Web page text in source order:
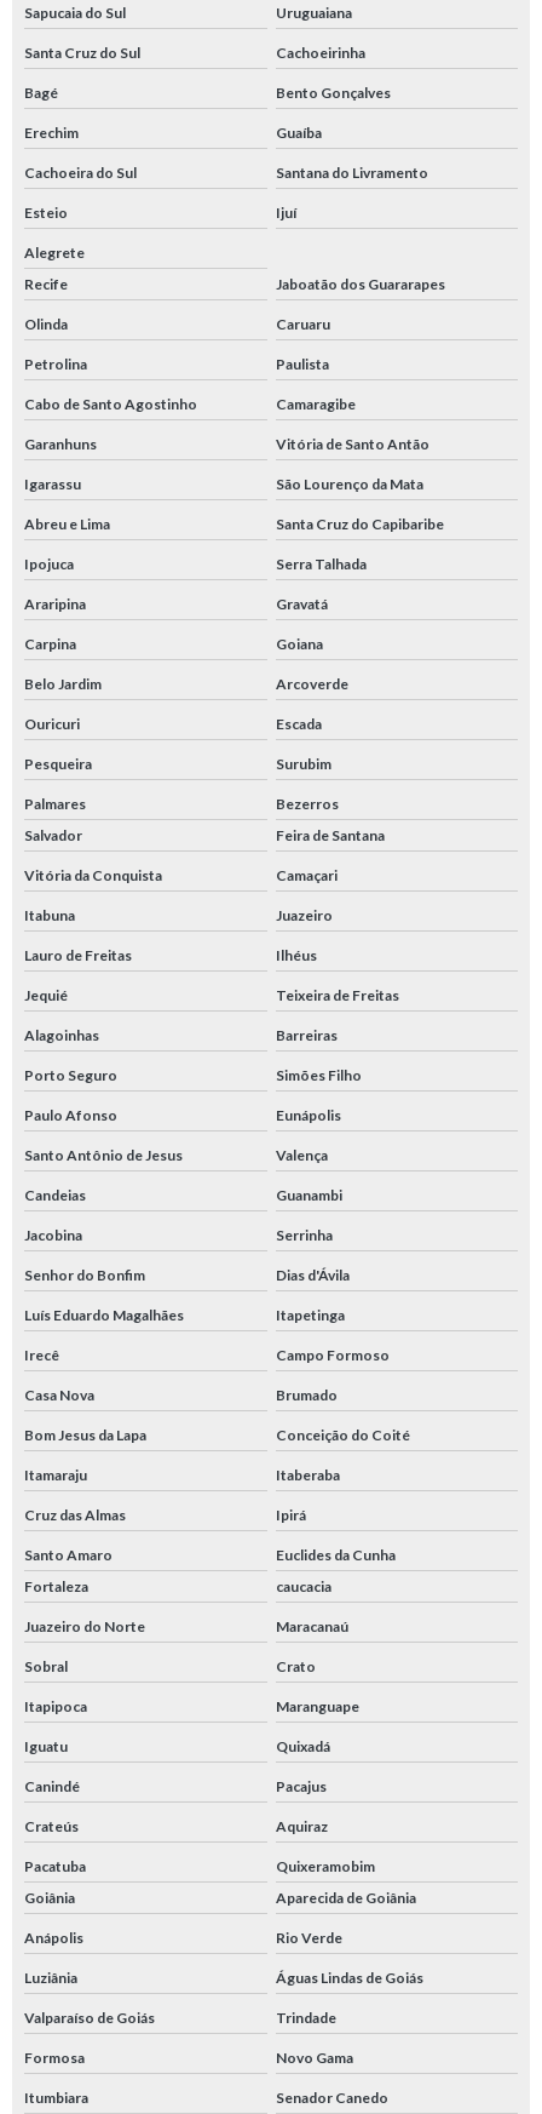
Sapucaia do Sul Uruguaiana
Santa Cruz do Sul Cachoeirinha
Bagé Bento Gonçalves
Erechim Guaíba
Cachoeira do Sul Santana do Livramento
Esteio Ijuí
Alegrete
Recife
Jaboatão dos Guararapes
Olinda Caruaru
Petrolina Paulista
Cabo de Santo Agostinho Camaragibe
Garanhuns Vitória de Santo Antão
Igarassu São Lourenço da Mata
Abreu e Lima Santa Cruz do Capibaribe
Ipojuca Serra Talhada
Araripina Gravatá
Carpina Goiana
Belo Jardim Arcoverde
Ouricuri Escada
Pesqueira Surubim
Palmares
Bezerros
Salvador
Feira de Santana
Vitória da Conquista Camaçari
Itabuna Juazeiro
Lauro de Freitas Ilhéus
Jequié Teixeira de Freitas
Alagoinhas Barreiras
Porto Seguro Simões Filho
Paulo Afonso Eunápolis
Santo Antônio de Jesus Valença
Candeias Guanambi
Jacobina Serrinha
Senhor do Bonfim Dias d'Ávila
Luís Eduardo Magalhães Itapetinga
Irecê Campo Formoso
Casa Nova Brumado
Bom Jesus da Lapa Conceição do Coité
Itamaraju Itaberaba
Cruz das Almas Ipirá
Santo Amaro
Euclides da Cunha
Fortaleza
caucacia
Juazeiro do Norte Maracanaú
Sobral Crato
Itapipoca Maranguape
Iguatu Quixadá
Canindé Pacajus
Crateús Aquiraz
Pacatuba
Quixeramobim
Goiânia
Aparecida de Goiânia
Anápolis Rio Verde
Luziânia Águas Lindas de Goiás
Valparaíso de Goiás Trindade
Formosa Novo Gama
Itumbiara Senador Canedo